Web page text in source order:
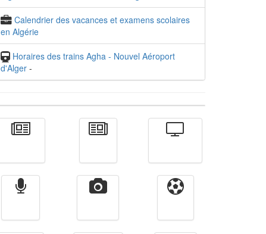
Calendrier des vacances et examens scolaires
en Algérie
Horaires des trains Agha - Nouvel Aéroport
d'Alger -